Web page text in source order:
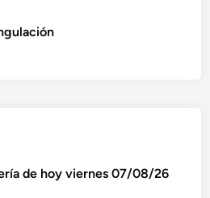
de hoy viernes 07/08/26